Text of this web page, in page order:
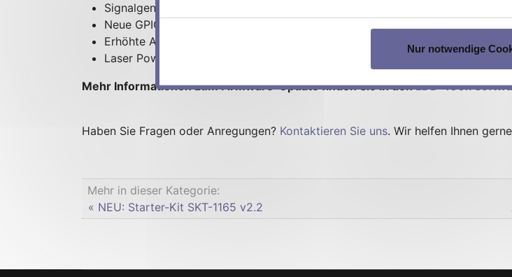
Nur notwendige
Signalgenerator-Funktion und Lüftersteuerung hinzugefügt.
Neue GPIO-Funktionen: fix 0, edge triggered und toggled hardware enable.
Erhöhte Aktualisierungsfrequenz des Analogeingangs und des
Laser Power Control (LPC) überarbeitet.
Mehr Informationen zum Firmware-Update finden Sie in denLDD-130x
Haben Sie Fragen oder Anregungen? Kontaktieren Sie uns. Wir helfen Ihnen
Mehr in dieser Kategorie:
« NEU: Starter-Kit SKT-1165 v2.2